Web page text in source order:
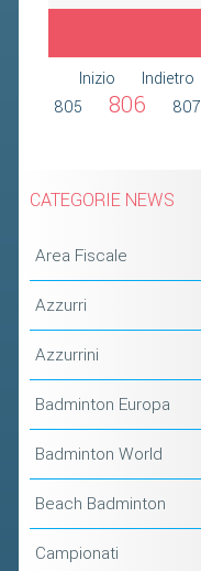
Inizio
Indietro
805
806 807
CATEGORIE NEWS
Area Fiscale
Azzurri
Azzurrini
Badminton Europa
Badminton World
Beach Badminton
Campionati